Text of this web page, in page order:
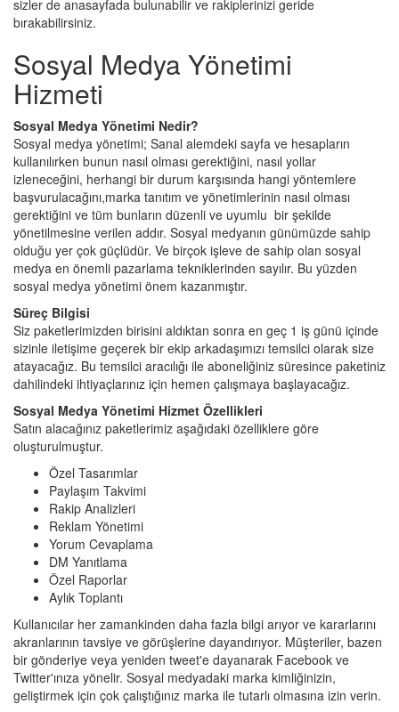
sizler de anasayfada bulunabilir ve rakiplerinizi geride
bırakabilirsiniz.
Sosyal Medya Yönetimi
Hizmeti
Sosyal Medya Yönetimi Nedir?
Sosyal medya yönetimi; Sanal alemdeki sayfa ve hesapların
kullanılırken bunun nasıl olması gerektiğini, nasıl yollar
izleneceğini, herhangi bir durum karşısında hangi yöntemlere
başvurulacağını,marka tanıtım ve yönetimlerinin nasıl olması
gerektiğini ve tüm bunların düzenli ve uyumlu bir şekilde
yönetilmesine verilen addır. Sosyal medyanın günümüzde sahip
olduğu yer çok güçlüdür. Ve birçok işleve de sahip olan sosyal
medya en önemli pazarlama tekniklerinden sayılır. Bu yüzden
sosyal medya yönetimi önem kazanmıştır.
Süreç Bilgisi
Siz paketlerimizden birisini aldıktan sonra en geç 1 iş günü içinde
sizinle iletişime geçerek bir ekip arkadaşımızı temsilci olarak size
atayacağız. Bu temsilci aracılığı ile aboneliğiniz süresince paketiniz
dahilindeki ihtiyaçlarınız için hemen çalışmaya başlayacağız.
Sosyal Medya Yönetimi Hizmet Özellikleri
Satın alacağınız paketlerimiz aşağıdaki özelliklere göre
oluşturulmuştur.
Özel Tasarımlar
Paylaşım Takvimi
Rakip Analizleri
Reklam Yönetimi
Yorum Cevaplama
DM Yanıtlama
Özel Raporlar
Aylık Toplantı
Kullanıcılar her zamankinden daha fazla bilgi arıyor ve kararlarını
akranlarının tavsiye ve görüşlerine dayandırıyor. Müşteriler, bazen
bir gönderiye veya yeniden tweet'e dayanarak Facebook ve
Twitter'ınıza yönelir. Sosyal medyadaki marka kimliğinizin,
geliştirmek için çok çalıştığınız marka ile tutarlı olmasına izin verin.